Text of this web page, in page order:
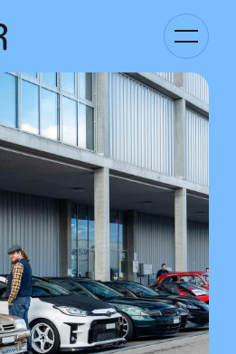
Basculer
la